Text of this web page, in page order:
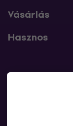
Vásárlás
Hasznos